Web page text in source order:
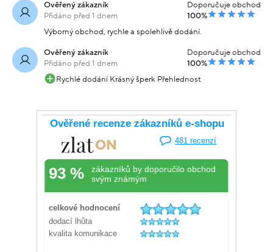
Ověřený zákazník
Přidáno před 1 dnem
Doporučuje obchod
100%
Výborný obchod, rychle a spolehlivě dodání.
Ověřený zákazník
Přidáno před 1 dnem
Doporučuje obchod
100%
Rychlé dodání Krásný šperk Přehlednost